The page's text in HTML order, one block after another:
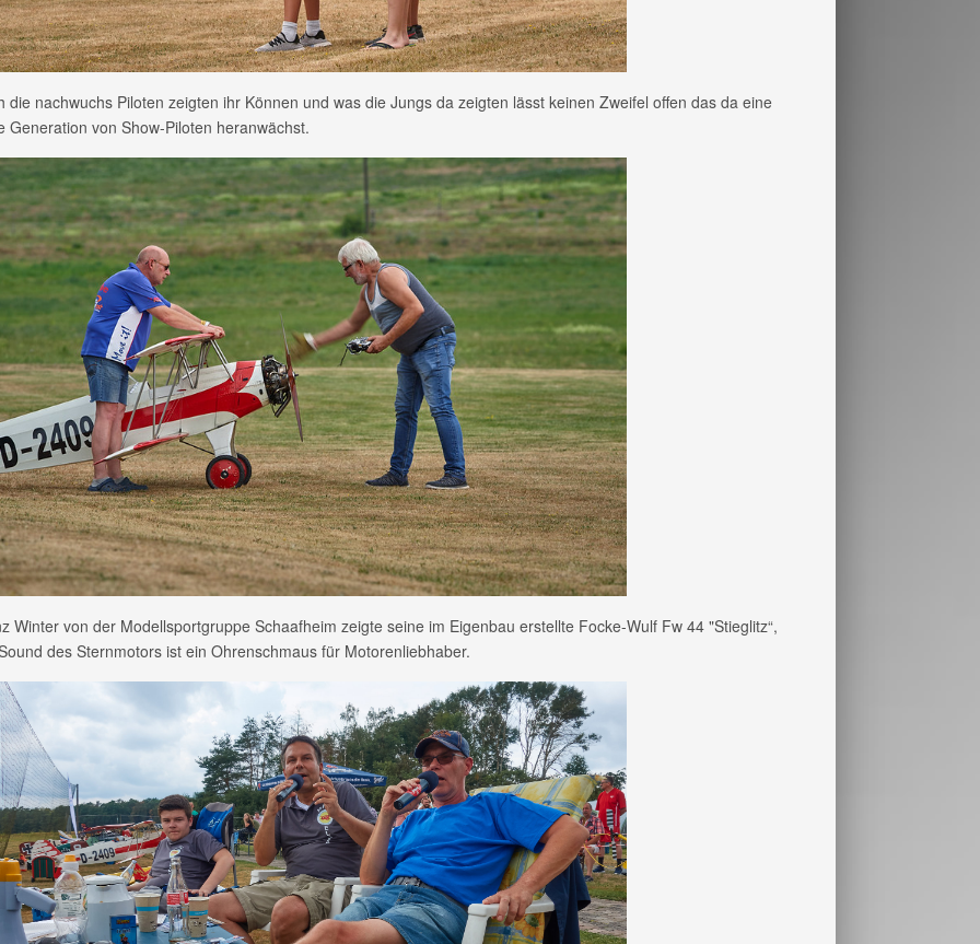
die nachwuchs Piloten zeigten ihr Können und was die Jungs da zeigten lässt keinen Zweifel offen das da eine
Generation von Show-Piloten heranwächst.
Winter von der Modellsportgruppe Schaafheim zeigte seine im Eigenbau erstellte Focke-Wulf Fw 44 "Stieglitz“,
des Sternmotors ist ein Ohrenschmaus für Motorenliebhaber.